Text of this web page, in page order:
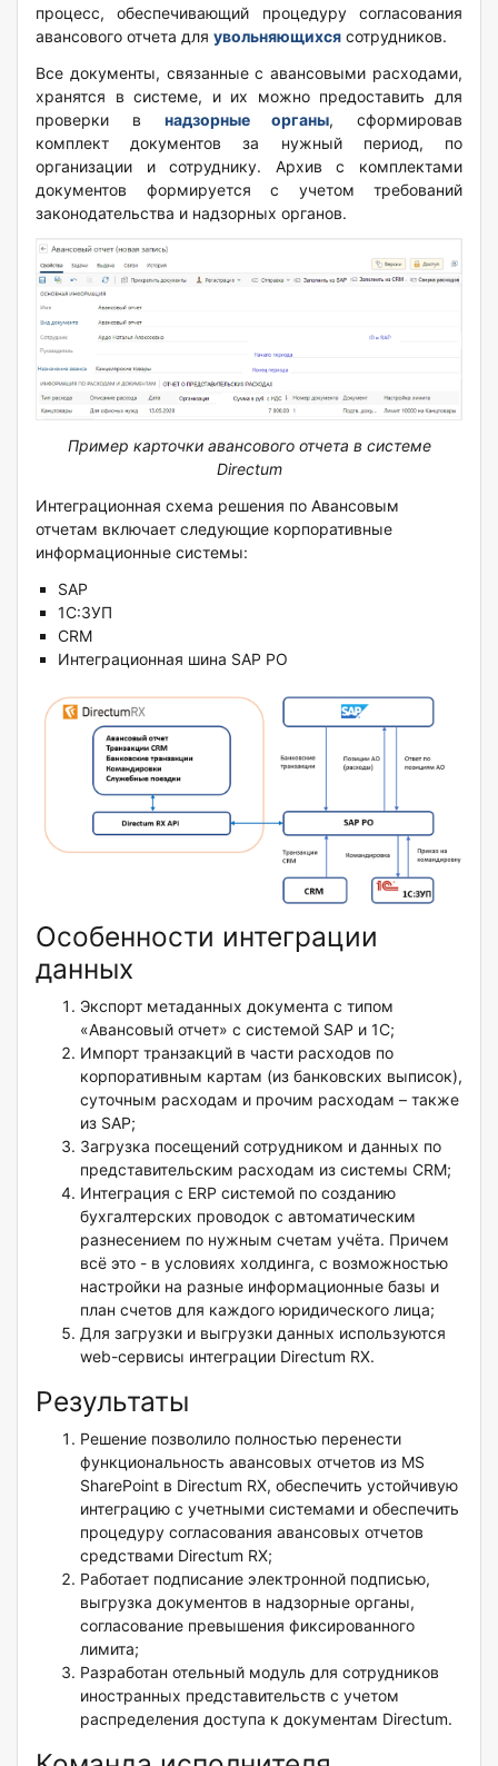
процесс, обеспечивающий процедуру согласования
авансового отчета для увольняющихся сотрудников.
Все документы, связанные с авансовыми расходами,
хранятся в системе, и их можно предоставить для
проверки в надзорные органы, сформировав
комплект документов за нужный период, по
организации и сотруднику. Архив с комплектами
документов формируется с учетом требований
законодательства и надзорных органов.
Пример карточки авансового отчета в системе
Directum
Интеграционная схема решения по Авансовым
отчетам включает следующие корпоративные
информационные системы:
SAP
1С:ЗУП
CRM
Интеграционная шина SAP PO
Особенности интеграции
данных
Экспорт метаданных документа с типом
«Авансовый отчет» с системой SAP и 1С;
Импорт транзакций в части расходов по
корпоративным картам (из банковских выписок),
суточным расходам и прочим расходам – также
из SAP;
Загрузка посещений сотрудником и данных по
представительским расходам из системы CRM;
Интеграция с ERP системой по созданию
бухгалтерских проводок с автоматическим
разнесением по нужным счетам учёта. Причем
всё это - в условиях холдинга, с возможностью
настройки на разные информационные базы и
план счетов для каждого юридического лица;
Для загрузки и выгрузки данных используются
web-сервисы интеграции Directum RX.
Результаты
Решение позволило полностью перенести
функциональность авансовых отчетов из MS
SharePoint в Directum RX, обеспечить устойчивую
интеграцию с учетными системами и обеспечить
процедуру согласования авансовых отчетов
средствами Directum RX;
Работает подписание электронной подписью,
выгрузка документов в надзорные органы,
согласование превышения фиксированного
лимита;
Разработан отельный модуль для сотрудников
иностранных представительств с учетом
распределения доступа к документам Directum.